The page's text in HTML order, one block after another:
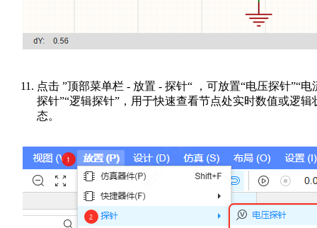
点击 ”顶部菜单栏 - 放置 - 探针“ ，可放置“电压探针”“电
探针”“逻辑探针”，用于快速查看节点处实时数值或逻辑
态。